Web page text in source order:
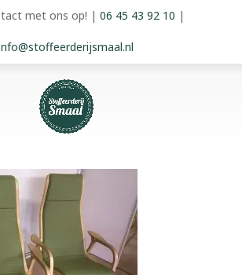
met ons op! | 06 45 43 92 10 |